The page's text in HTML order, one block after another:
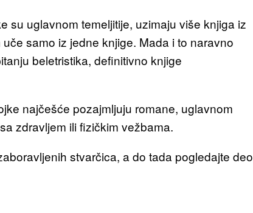
su uglavnom temeljitije, uzimaju više knjiga iz
samo iz jedne knjige. Mada i to naravno
beletristika, definitivno knjige
najčešće pozajmljuju romane, uglavnom
zdravljem ili fizičkim vežbama.
stvarčica, a do tada pogledajte deo